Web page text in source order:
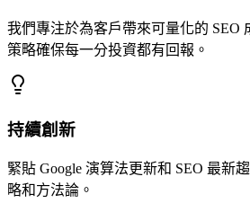
我們專注於為客戶帶來可量化的 SEO
策略確保每一分投資都有回報。
持續創新
緊貼 Google 演算法更新和 SEO 最新
略和方法論。